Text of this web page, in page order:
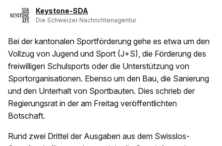
Keystone-SDA
Die Schweizer Nachrichtenagentur
Bei der kantonalen Sportförderung gehe es etwa um den
Vollzug von Jugend und Sport (J+S), die Förderung des
freiwilligen Schulsports oder die Unterstützung von
Sportorganisationen. Ebenso um den Bau, die Sanierung
und den Unterhalt von Sportbauten. Dies schrieb der
Regierungsrat in der am Freitag veröffentlichten
Botschaft.
Rund zwei Drittel der Ausgaben aus dem Swisslos-